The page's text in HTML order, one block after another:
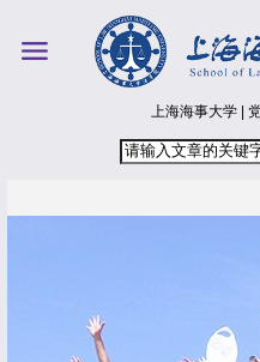
上海海事大学